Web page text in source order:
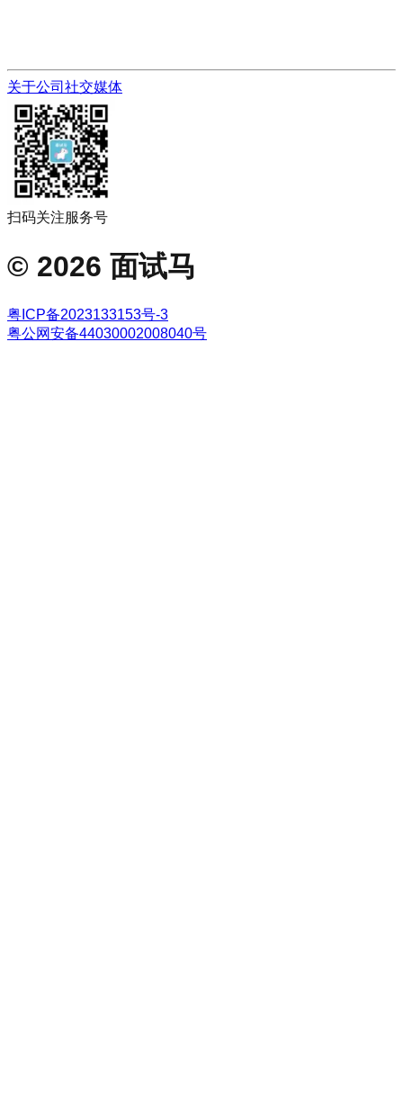
关于公司 社交媒体
扫码关注服务号
© 2026 面试马
粤ICP备2023133153号-3
粤公网安备44030002008040号